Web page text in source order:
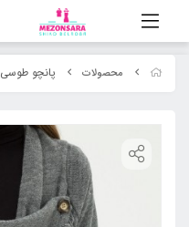
محصولات پانچو طوسی